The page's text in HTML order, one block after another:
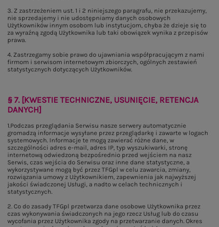
3. Z zastrzeżeniem ust. 1 i 2 niniejszego paragrafu, nie przekazujemy,
nie sprzedajemy i nie udostępniamy danych osobowych
Użytkowników innym osobom lub instytucjom, chyba że dzieje się to
za wyraźną zgodą Użytkownika lub taki obowiązek wynika z przepisów
prawa.
4. Zastrzegamy sobie prawo do ujawniania współpracującym z nami
firmom i serwisom internetowym zbiorczych, ogólnych zestawień
statystycznych dotyczących Użytkowników.
§ 7. [KWESTIE TECHNICZNE, USUNIĘCIE, RETENCJA
DANYCH]
1.Podczas przeglądania Serwisu nasze serwery automatycznie
gromadzą informacje wysyłane przez przeglądarkę i zawarte w logach
systemowych. Informacje te mogą zawierać różne dane, w
szczególności adres e-mail, adres IP, typ wyszukiwarki, stronę
internetową odwiedzoną bezpośrednio przed wejściem na nasz
Serwis, czas wejścia do Serwisu oraz inne dane statystyczne, a
wykorzystywane mogą być przez TFGpl w celu zawarcia, zmiany,
rozwiązania umowy z Użytkownikiem, zapewnienia jak najwyższej
jakości świadczonej Usługi, a nadto w celach technicznych i
statystycznych.
2. Co do zasady TFGpl przetwarza dane osobowe Użytkownika przez
czas wykonywania świadczonych na jego rzecz Usług lub do czasu
wycofania przez Użytkownika zgody na przetwarzanie danych. Okres